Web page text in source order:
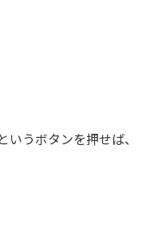
うボタンを押せば、